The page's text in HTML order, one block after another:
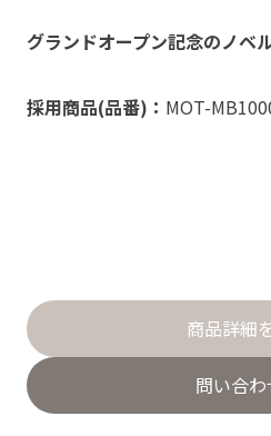
グランドオープン記念のノベ
採用商品(品番)： MOT-
商品詳細
問い合わ